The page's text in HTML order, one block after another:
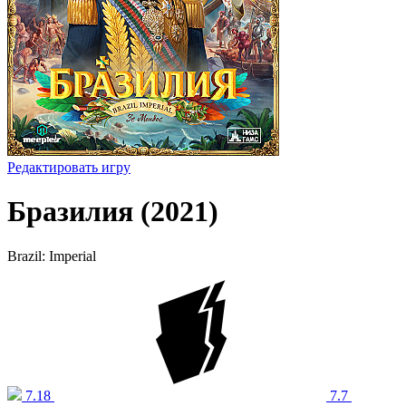
Редактировать игру
Бразилия (2021)
Brazil: Imperial
7.18 7.7